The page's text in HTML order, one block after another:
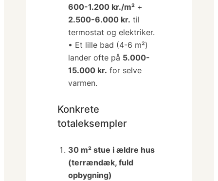
600-1.200 kr./m² +
2.500-6.000 kr. til
termostat og elektriker.
• Et lille bad (4-6 m²)
lander ofte på 5.000-
15.000 kr. for selve
varmen.
Konkrete
totaleksempler
30 m² stue i ældre hus
(terrændæk, fuld
opbygning)